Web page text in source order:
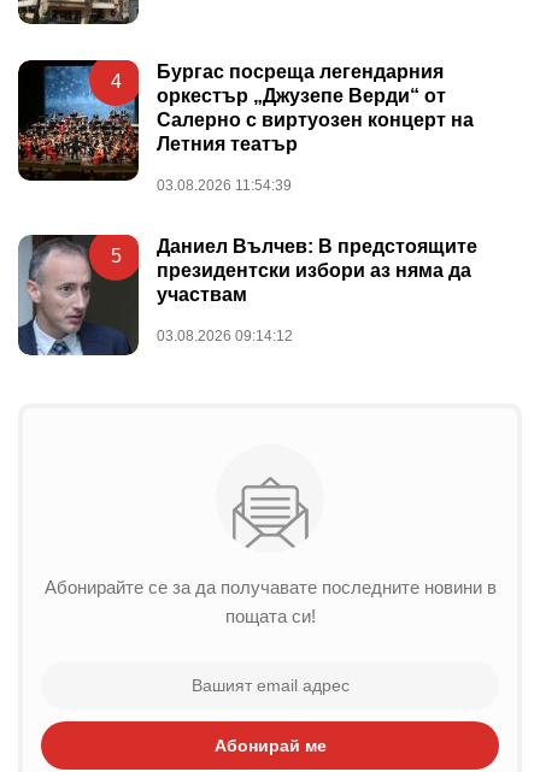
4
Бургас посреща легендарния
оркестър „Джузепе Верди“ от
Салерно с виртуозен концерт на
Летния театър
03.08.2026 11:54:39
5
Даниел Вълчев: В предстоящите
президентски избори аз няма да
участвам
03.08.2026 09:14:12
Абонирайте се за да получавате последните новини в
пощата си!
Абонирай ме